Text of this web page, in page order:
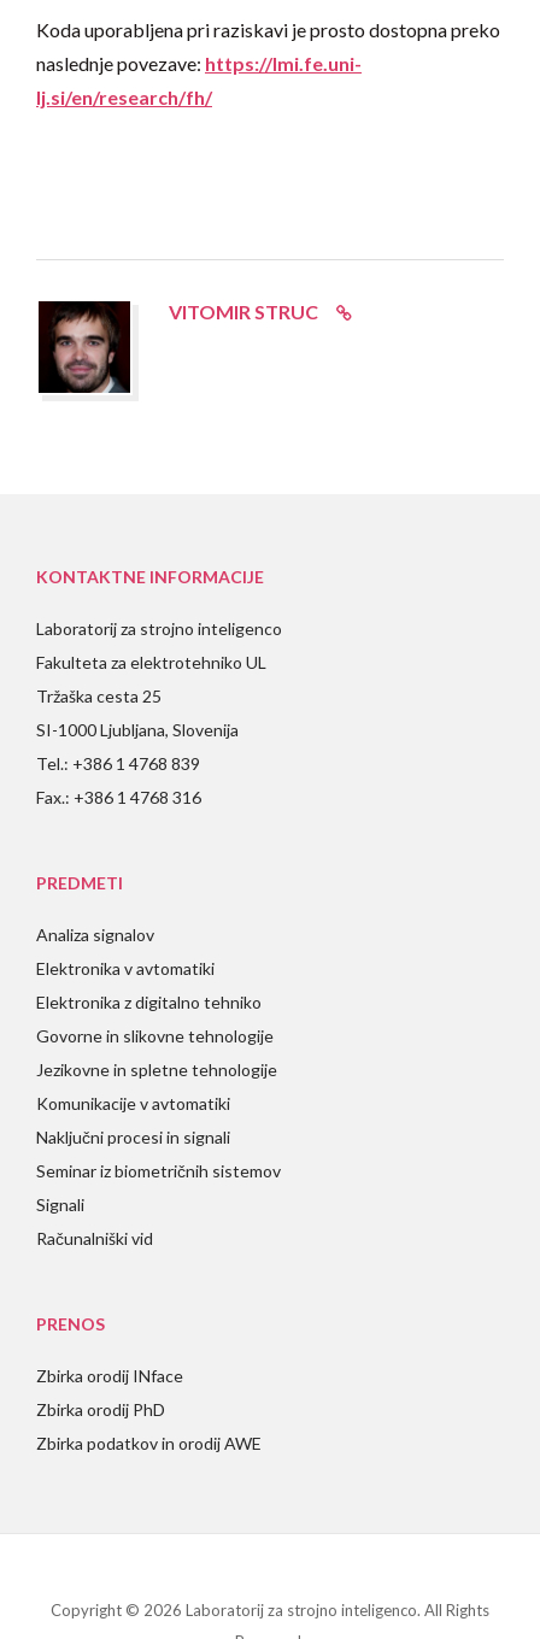
Koda uporabljena pri raziskavi je prosto dostopna preko
naslednje povezave: https://lmi.fe.uni-
lj.si/en/research/fh/
VITOMIR STRUC
KONTAKTNE INFORMACIJE
Laboratorij za strojno inteligenco
Fakulteta za elektrotehniko UL
Tržaška cesta 25
SI-1000 Ljubljana, Slovenija
Tel.: +386 1 4768 839
Fax.: +386 1 4768 316
PREDMETI
Analiza signalov
Elektronika v avtomatiki
Elektronika z digitalno tehniko
Govorne in slikovne tehnologije
Jezikovne in spletne tehnologije
Komunikacije v avtomatiki
Naključni procesi in signali
Seminar iz biometričnih sistemov
Signali
Računalniški vid
PRENOS
Zbirka orodij INface
Zbirka orodij PhD
Zbirka podatkov in orodij AWE
Copyright © 2026 Laboratorij za strojno inteligenco. All Rights